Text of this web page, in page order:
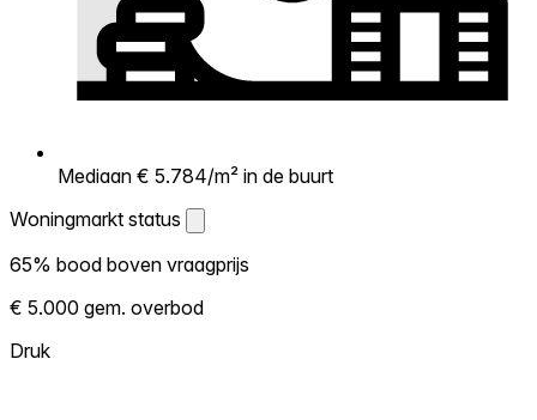
Mediaan € 5.784/m² in de buurt
Woningmarkt status
Woningmarkt status
Laat zien hoe competitief de markt hier is.
Hoe meer woningen boven vraagprijs
verkopen, hoe heter. Heet? Verwacht
65% bood boven vraagprijs
€ 5.000 gem. overbod
Druk